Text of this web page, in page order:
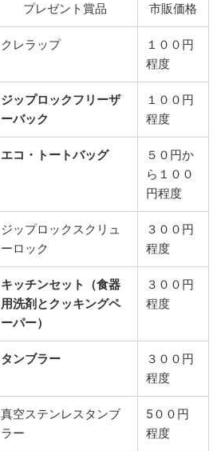
プレゼント賞品 市販価格
クレラップ
１００円
程度
ジップロックフリーザ
ーバック
１００円
程度
エコ・トートバッグ
５０円か
ら１００
円程度
ジップロックスクリュ
ーロック
３００円
程度
キッチンセット（食器
用洗剤とクッキングペ
ーパー）
３００円
程度
タンブラー
３００円
程度
真空ステンレスタンブ
ラー
5００円
程度